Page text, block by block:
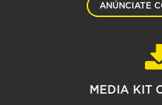
ANÚNCIATE
MEDIA KIT